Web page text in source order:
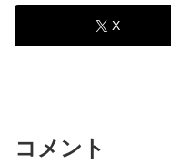
X
コメント